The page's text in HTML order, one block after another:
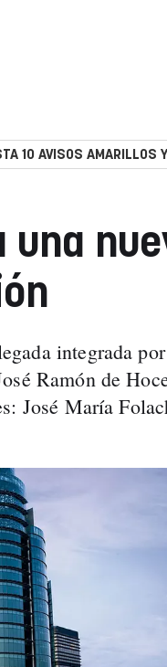
10 AVISOS AMARILLOS
una
integrada
Ramón de
José María